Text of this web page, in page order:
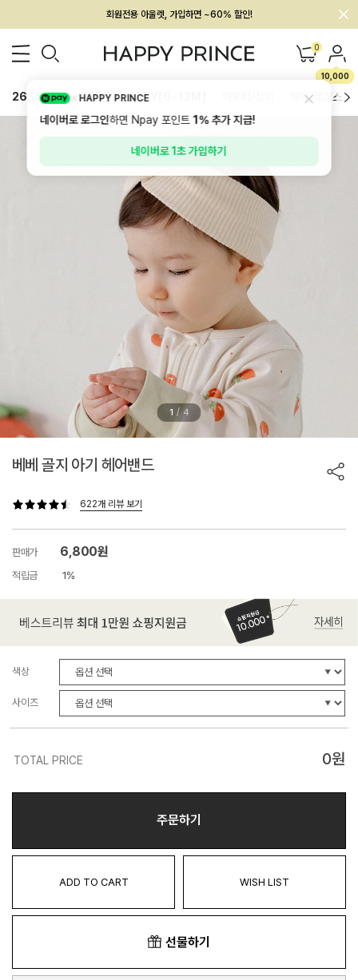
회원전용 아울렛, 가입하면 ~60% 할인!
멤버십 최대 28,000원 혜택 0
10,000
26SS 신상 BEST BABY[6~12M] 하의/레깅스
1 / 4
베베 골지 아기 헤어밴드
622개 리뷰 보기
판매가 6,800원
적립금 1%
색상
사이즈
TOTAL PRICE 0원
주문하기
ADD TO CART WISH LIST
선물하기
HAPPY PRINCE
네이버로 로그인하면 Npay 포인트1%추가 지급!
네이버로 1초 가입하기